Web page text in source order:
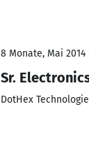
8 Monate, Mai 2014
Sr.
DotHex